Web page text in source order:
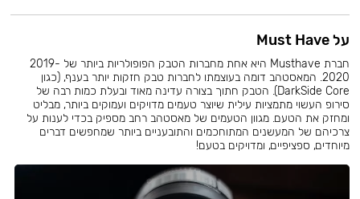
על Must Have
חברת Musthave היא אחת מחברות הטבק הפופולריות ביותר של 2019-
2020. המאסטהב דומה בעוצמתו לחברות טבק חזקות יותר בענף, (כגון
DarkSide Core). הטבק חתוך בצורה עדינה מאוד ובעלת כמות רבה של
סירופ העשוי מתמציות עילית שיוצר טעמים מדויקים ועמוקים ביותר, מבליט
ומחזק את הטעם. מגוון הטעמים של מאסטהב רחב מספיק בכדי לענות על
צרכיהם של המעשנים המתוחכמים והתובעניים ביותר שמחפשים דברים
מיוחדים, ספציפיים, ומדויקים בטעם!